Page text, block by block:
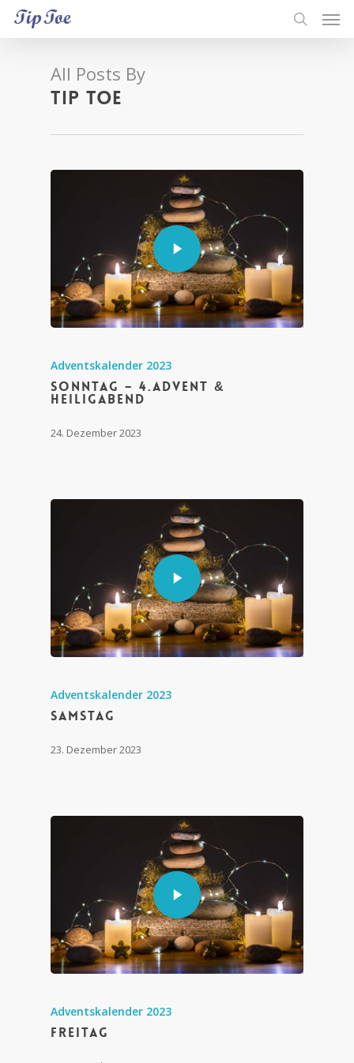
All Posts By
Tip Toe
Adventskalender 2023
Sonntag – 4.Advent &
Heiligabend
24. Dezember 2023
Adventskalender 2023
Samstag
23. Dezember 2023
Adventskalender 2023
Freitag